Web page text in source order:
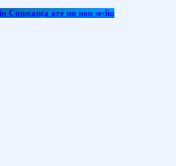
Constanța are un nou sediu